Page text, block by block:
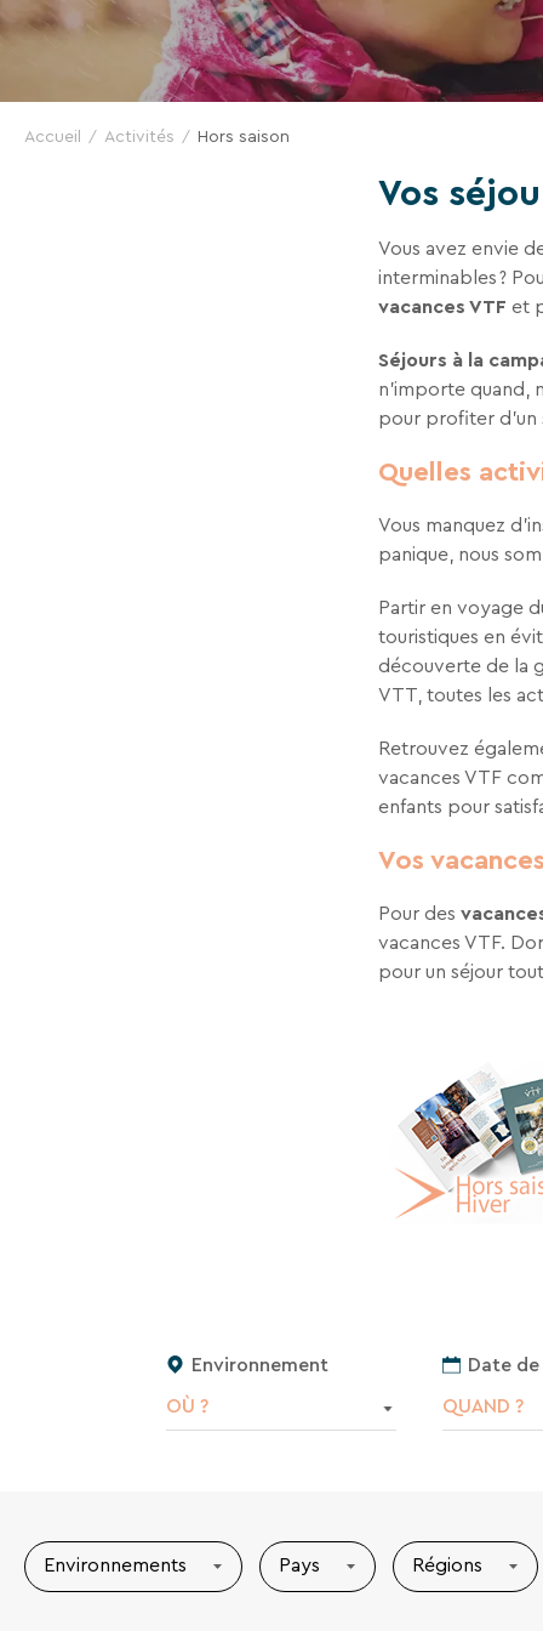
DES
SÉJOURS
Accueil Activités Hors saison
Vos
Vous avez envie
interminables ?
vacances VTF et
Séjours à la
n’importe quand,
pour profiter
Quelles
Vous manquez
panique, nous
Partir en voyage
touristiques en
découverte de la
VTT, toutes les
Retrouvez
vacances VTF
enfants pour
Vos
Pour des
vacances VTF.
pour un séjour
Environnement
OÙ ?
Date
QUAND ?
Environnements Pays Régions
pouvez vous désinscrire à tout moment à
page mentions légales de notre site web.